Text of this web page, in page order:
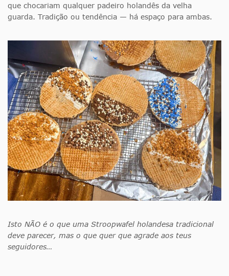
que chocariam qualquer padeiro holandês da velha
guarda. Tradição ou tendência — há espaço para ambas.
Isto NÃO é o que uma Stroopwafel holandesa tradicional
deve parecer, mas o que quer que agrade aos teus
seguidores…